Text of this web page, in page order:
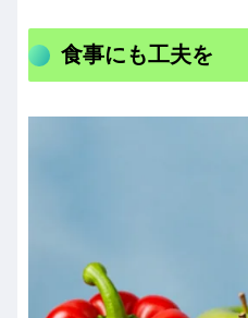
食事にも工夫を️